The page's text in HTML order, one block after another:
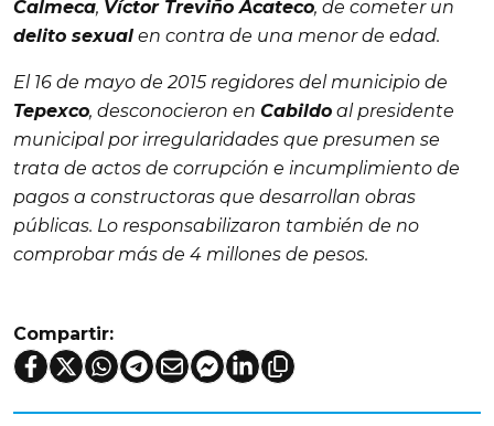
Calmeca, Víctor Treviño Acateco, de cometer un
delito sexual en contra de una menor de edad.
El 16 de mayo de 2015 regidores del municipio de
Tepexco, desconocieron en Cabildo al presidente
municipal por irregularidades que presumen se
trata de actos de corrupción e incumplimiento de
pagos a constructoras que desarrollan obras
públicas. Lo responsabilizaron también de no
comprobar más de 4 millones de pesos.
Compartir: